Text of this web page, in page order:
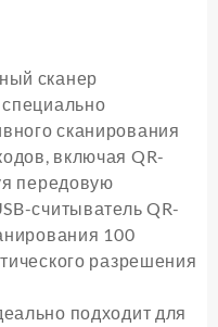
сканер
сканирования
включая QR-
передовую
считыватель QR-
100
разрешения
подходит для